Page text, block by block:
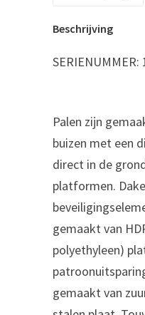
Beschrijving
SERIENUMMER:
Palen zijn
buizen met een
direct in de
platformen.
gemaakt van
polyethyleen)
gemaakt van